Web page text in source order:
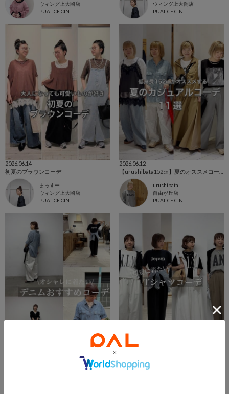
ウィング上大岡店
PUAL CE CIN
ウィング上大岡店
PUAL CE CIN
2026.06.14
初夏のブラウンコーデ
まっすー
ウィング上大岡店
PUAL CE CIN
2026.06.12
urushibata
自由が丘店
PUAL CE CIN
夏本番！！おすすめTシャツをご紹介